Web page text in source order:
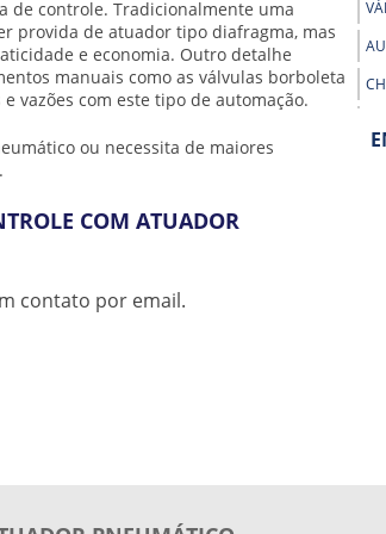
de controle. Tradicionalmente uma
provida de atuador tipo diafragma, mas
e economia. Outro detalhe
manuais como as válvulas borboleta
vazões com este tipo de automação.
ou necessita de maiores
COM ATUADOR
contato por email.